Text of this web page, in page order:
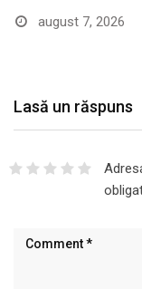
august 7, 2026
Lasă un răspuns